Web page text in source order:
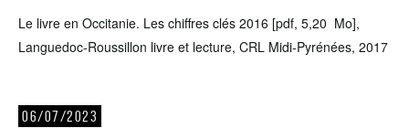
Le livre en Occitanie. Les chiffres clés 2016 [pdf, 5,20 Mo],
Languedoc-Roussillon livre et lecture, CRL Midi-Pyrénées, 2017
06/07/2023